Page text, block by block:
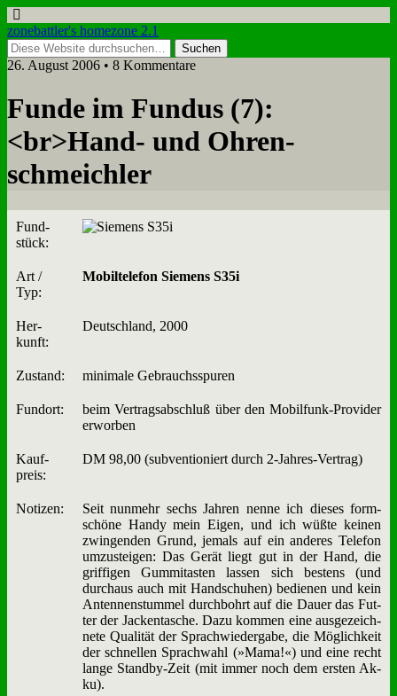
zonebattler's homezone 2.1
26. August 2006 • 8 Kommentare
Fun­de im Fun­dus (7):
<br>Hand- und Oh­ren­
schmeich­ler
Fund­
stück:
Art /
Typ:
Mo­bil­te­le­fon Sie­mens S35i
Her­
kunft:
Deutsch­land, 2000
Zu­stand: mi­ni­ma­le Ge­brauchs­spu­ren
Fund­ort:
beim Ver­trags­ab­schluß über den Mo­bil­funk-Pro­vi­der
er­wor­ben
Kauf­
preis:
DM 98,00 (sub­ven­tio­niert durch 2‑­Jah­res-Ver­trag)
No­ti­zen:
Seit nun­mehr sechs Jah­ren nen­ne ich die­ses form­
schö­ne Han­dy mein Ei­gen, und ich wüß­te kei­nen
zwin­gen­den Grund, je­mals auf ein an­de­res Te­le­fon
um­zu­stei­gen: Das Ge­rät liegt gut in der Hand, die
grif­fi­gen Gum­mi­t­a­sten las­sen sich be­stens (und
durch­aus auch mit Hand­schu­hen) be­die­nen und kein
An­ten­nen­stum­mel durch­bohrt auf die Dau­er das Fut­
ter der Jacken­ta­sche. Da­zu kom­men ei­ne aus­ge­zeich­
ne­te Qua­li­tät der Sprach­wie­der­ga­be, die Mög­lich­keit
der schnel­len Sprach­wahl (»Ma­ma!«) und ei­ne recht
lan­ge Stand­by-Zeit (mit im­mer noch dem er­sten Ak­
ku).